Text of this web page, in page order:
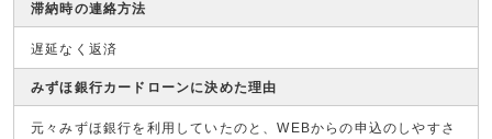
滞納時の連絡方法
遅延なく返済
みずほ銀行カードローンに決めた理由
元々みずほ銀行を利用していたのと、WEBからの申込のしやすさ